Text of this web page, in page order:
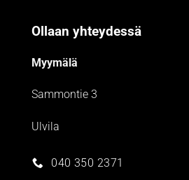
Ollaan yhteydessä
Myymälä
Sammontie 3
Ulvila
040 350 2371